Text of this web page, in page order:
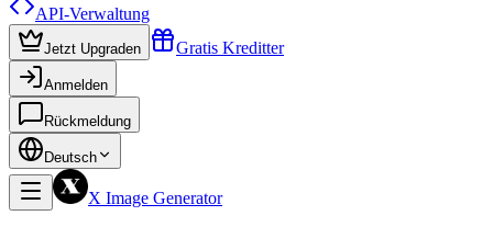
API-Verwaltung
Jetzt Upgraden Gratis Kreditter
Anmelden
Rückmeldung
Deutsch
X Image Generator